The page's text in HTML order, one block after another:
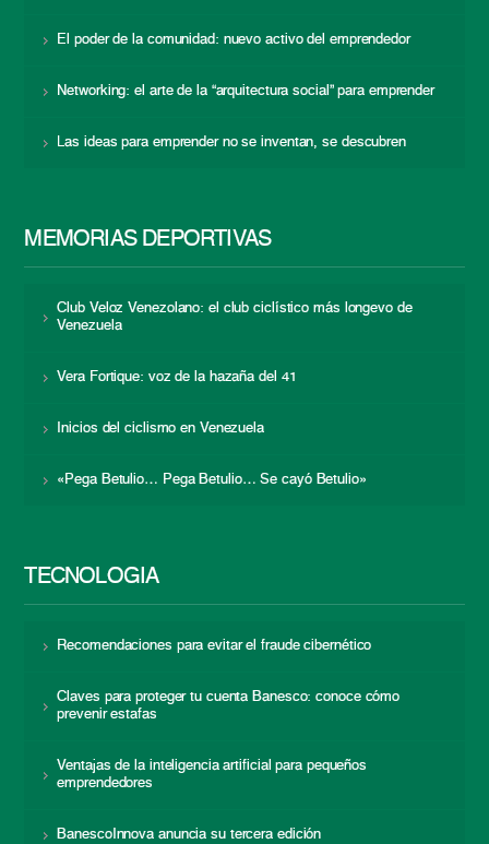
El poder de la comunidad: nuevo activo del emprendedor
Networking: el arte de la “arquitectura social” para emprender
Las ideas para emprender no se inventan, se descubren
MEMORIAS DEPORTIVAS
Club Veloz Venezolano: el club ciclístico más longevo de
Venezuela
Vera Fortique: voz de la hazaña del 41
Inicios del ciclismo en Venezuela
«Pega Betulio… Pega Betulio… Se cayó Betulio»
TECNOLOGÍA
Recomendaciones para evitar el fraude cibernético
Claves para proteger tu cuenta Banesco: conoce cómo
prevenir estafas
Ventajas de la inteligencia artificial para pequeños
emprendedores
BanescoInnova anuncia su tercera edición